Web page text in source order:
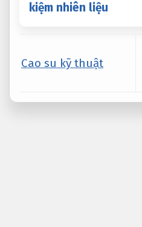
kiệm nhiên liệu
Cao su kỹ thuật